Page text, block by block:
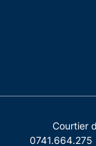
Courtier